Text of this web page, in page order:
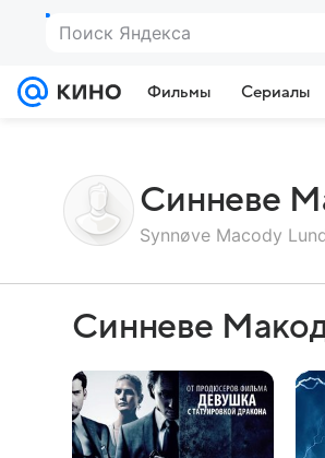
Поиск Яндекса
Фильмы Сериалы
Синневе
Synnøve Macody
Синневе